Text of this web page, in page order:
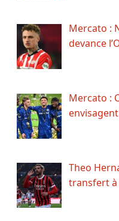
Mercato :
devance
Mercato :
Theo
transfert à